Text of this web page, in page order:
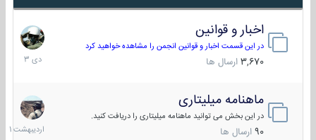
اخبار و قوانین
در این قسمت اخبار و قوانین انجمن را مشاهده خواهید کرد
3,670 ارسال ها
22
دی
1403
ماهنامه میلیتاری
در این بخش می توانید ماهنامه میلیتاری را دریافت کنید.
90 ارسال ها
30
1401